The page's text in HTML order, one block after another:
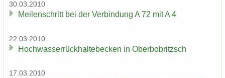
30.03.2010
Mei­len­schritt bei der Ver­bin­dung A 72 mit A 4
22.03.2010
Hoch­was­ser­rück­hal­te­be­cken in Ober­bobritzsch
17.03.2010